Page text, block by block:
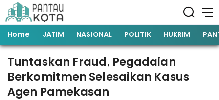
Home JATIM NASIONAL POLITIK HUKRIM
Tuntaskan Fraud, Pegadaian
Berkomitmen Selesaikan Kasus
Agen Pamekasan